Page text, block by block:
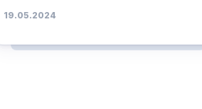
19.05.2024